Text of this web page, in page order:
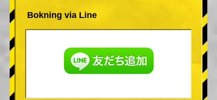
Bokning via Line